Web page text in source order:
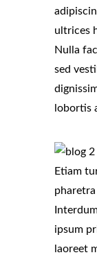
ultrices
Nulla
sed
lobortis
Etiam
ipsum
laoreet